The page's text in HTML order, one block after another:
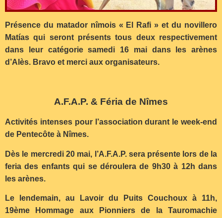
Présence du matador nîmois « El Rafi » et du novillero
Matías qui seront présents tous deux respectivement
dans leur catégorie samedi 16 mai dans les arènes
d’Alès. Bravo et merci aux organisateurs.
A.F.A.P. & Féria de Nîmes
Activités intenses pour l’association durant le week-end
de Pentecôte à Nîmes.
Dès le mercredi 20 mai, l’A.F.A.P. sera présente lors de la
feria des enfants qui se déroulera de 9h30 à 12h dans
les arènes.
Le lendemain, au Lavoir du Puits Couchoux à 11h,
19ème Hommage aux Pionniers de la Tauromachie